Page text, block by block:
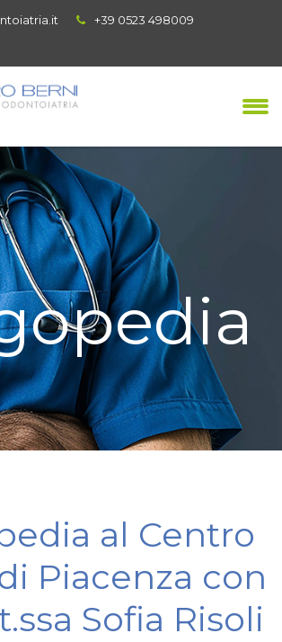
+39 0523 498009
al Centro
Piacenza con
Sofia Risoli